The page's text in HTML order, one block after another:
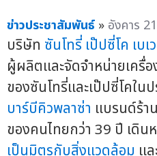
ข่าวประชาสัมพันธ์ » อังคาร
บริษัท ซันโทรี่ เป๊ปซี่โค เบเ
ผู้ผลิตและจัดจำหน่ายเครื่
ของซันโทรี่และเป๊ปซี่โคใน
บาร์บีคิวพลาซ่า แบรนด์ร้า
ของคนไทยกว่า 39 ปี เดิน
เป็นมิตรกับสิ่งแวดล้อม แ